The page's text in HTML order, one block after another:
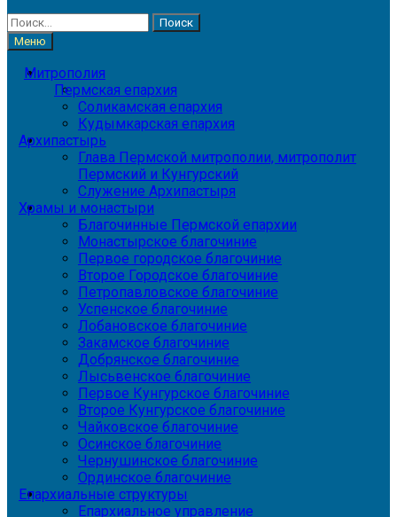
Найти:
Меню
Митрополия
Пермская епархия
Соликамская епархия
Кудымкарская епархия
Архипастырь
Глава Пермской митрополии, митрополит
Пермский и Кунгурский
Служение Архипастыря
Храмы и монастыри
Благочинные Пермской епархии
Монастырское благочиние
Первое городское благочиние
Второе Городское благочиние
Петропавловское благочиние
Успенское благочиние
Лобановское благочиние
Закамское благочиние
Добрянское благочиние
Лысьвенское благочиние
Первое Кунгурское благочиние
Второе Кунгурское благочиние
Чайковское благочиние
Осинское благочиние
Чернушинское благочиние
Ординское благочиние
Епархиальные структуры
Епархиальное управление